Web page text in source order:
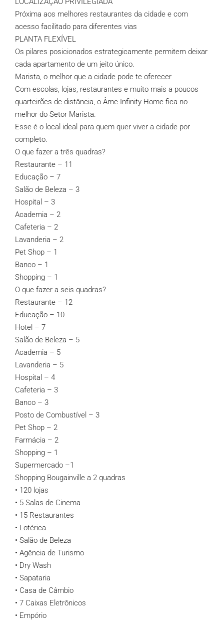
Próxima aos melhores restaurantes da cidade e com
acesso facilitado para diferentes vias
PLANTA FLEXÍVEL
Os pilares posicionados estrategicamente permitem deixar
cada apartamento de um jeito único.
Marista, o melhor que a cidade pode te oferecer
Com escolas, lojas, restaurantes e muito mais a poucos
quarteirões de distância, o Âme Infinity Home fica no
melhor do Setor Marista.
Esse é o local ideal para quem quer viver a cidade por
completo.
O que fazer a três quadras?
Restaurante – 11
Educação – 7
Salão de Beleza – 3
Hospital – 3
Academia – 2
Cafeteria – 2
Lavanderia – 2
Pet Shop – 1
Banco – 1
Shopping – 1
O que fazer a seis quadras?
Restaurante – 12
Educação – 10
Hotel – 7
Salão de Beleza – 5
Academia – 5
Lavanderia – 5
Hospital – 4
Cafeteria – 3
Banco – 3
Posto de Combustível – 3
Pet Shop – 2
Farmácia – 2
Shopping – 1
Supermercado –1
Shopping Bougainville a 2 quadras
• 120 lojas
• 5 Salas de Cinema
• 15 Restaurantes
• Lotérica
• Salão de Beleza
• Agência de Turismo
• Dry Wash
• Sapataria
• Casa de Câmbio
• 7 Caixas Eletrônicos
• Empório